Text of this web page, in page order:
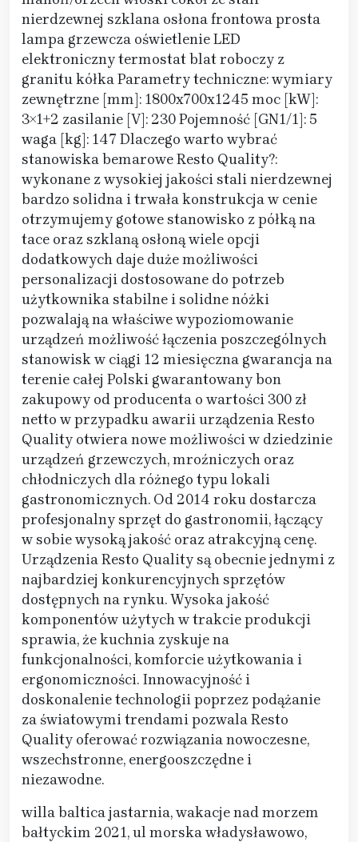
nierdzewnej szklana osłona frontowa prosta
lampa grzewcza oświetlenie LED
elektroniczny termostat blat roboczy z
granitu kółka Parametry techniczne: wymiary
zewnętrzne [mm]: 1800x700x1245 moc [kW]:
3×1+2 zasilanie [V]: 230 Pojemność [GN1/1]: 5
waga [kg]: 147 Dlaczego warto wybrać
stanowiska bemarowe Resto Quality?:
wykonane z wysokiej jakości stali nierdzewnej
bardzo solidna i trwała konstrukcja w cenie
otrzymujemy gotowe stanowisko z półką na
tace oraz szklaną osłoną wiele opcji
dodatkowych daje duże możliwości
personalizacji dostosowane do potrzeb
użytkownika stabilne i solidne nóżki
pozwalają na właściwe wypoziomowanie
urządzeń możliwość łączenia poszczególnych
stanowisk w ciągi 12 miesięczna gwarancja na
terenie całej Polski gwarantowany bon
zakupowy od producenta o wartości 300 zł
netto w przypadku awarii urządzenia Resto
Quality otwiera nowe możliwości w dziedzinie
urządzeń grzewczych, mroźniczych oraz
chłodniczych dla różnego typu lokali
gastronomicznych. Od 2014 roku dostarcza
profesjonalny sprzęt do gastronomii, łączący
w sobie wysoką jakość oraz atrakcyjną cenę.
Urządzenia Resto Quality są obecnie jednymi z
najbardziej konkurencyjnych sprzętów
dostępnych na rynku. Wysoka jakość
komponentów użytych w trakcie produkcji
sprawia, że kuchnia zyskuje na
funkcjonalności, komforcie użytkowania i
ergonomiczności. Innowacyjność i
doskonalenie technologii poprzez podążanie
za światowymi trendami pozwala Resto
Quality oferować rozwiązania nowoczesne,
wszechstronne, energooszczędne i
niezawodne.
willa baltica jastarnia, wakacje nad morzem
bałtyckim 2021, ul morska władysławowo,